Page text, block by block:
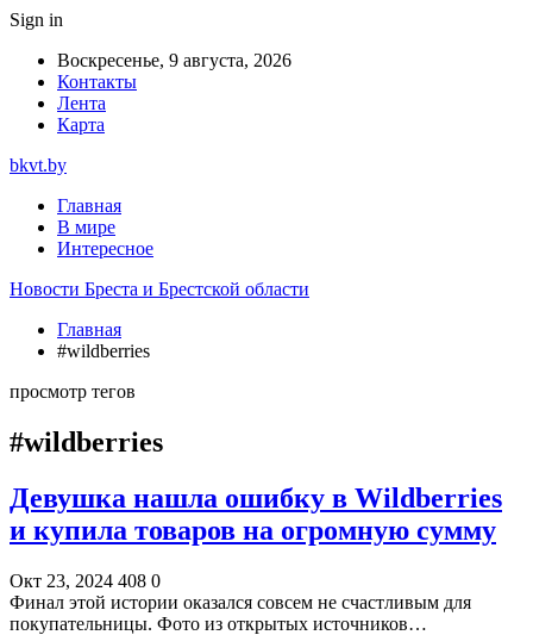
Sign in
Воскресенье, 9 августа, 2026
Контакты
Лента
Карта
bkvt.by
Главная
В мире
Интересное
Новости Бреста и Брестской области
Главная
#wildberries
просмотр тегов
#wildberries
Девушка нашла ошибку в Wildberries
и купила товаров на огромную сумму
Окт 23, 2024 408 0
Финал этой истории оказался совсем не счастливым для
покупательницы. Фото из открытых источников…